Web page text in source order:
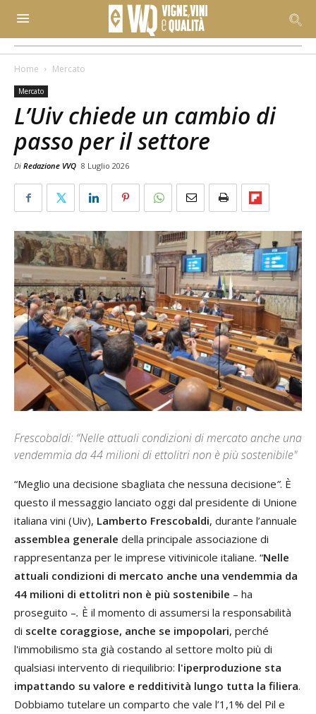
Home Mercato
Mercato
L’Uiv chiede un cambio di
passo per il settore
Di Redazione VVQ 8 Luglio 2026
Frescobaldi: “Nelle attuali condizioni di mercato anche una
vendemmia da 44 milioni di ettolitri non è più sostenibile"
“Meglio una decisione sbagliata che nessuna decisione”. È
questo il messaggio lanciato oggi dal presidente di Unione
italiana vini (Uiv), Lamberto Frescobaldi, durante l’annuale
assemblea generale della principale associazione di
rappresentanza per le imprese vitivinicole italiane. “Nelle
attuali condizioni di mercato anche una vendemmia da
44 milioni di ettolitri non è più sostenibile – ha
proseguito –. È il momento di assumersi la responsabilità
di scelte coraggiose, anche se impopolari, perché
l'immobilismo sta già costando al settore molto più di
qualsiasi intervento di riequilibrio: l'iperproduzione sta
impattando su valore e redditività lungo tutta la filiera.
Dobbiamo tutelare un comparto che vale l’1,1% del Pil e